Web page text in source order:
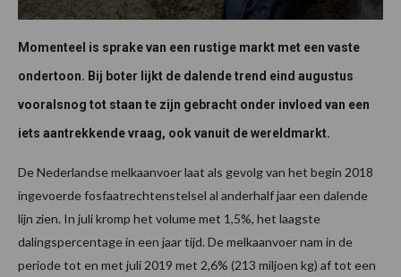
Momenteel is sprake van een rustige markt met een vaste
ondertoon. Bij boter lijkt de dalende trend eind augustus
vooralsnog tot staan te zijn gebracht onder invloed van een
iets aantrekkende vraag, ook vanuit de wereldmarkt.
De Nederlandse melkaanvoer laat als gevolg van het begin 2018
ingevoerde fosfaatrechtenstelsel al anderhalf jaar een dalende
lijn zien. In juli kromp het volume met 1,5%, het laagste
dalingspercentage in een jaar tijd. De melkaanvoer nam in de
periode tot en met juli 2019 met 2,6% (213 miljoen kg) af tot een